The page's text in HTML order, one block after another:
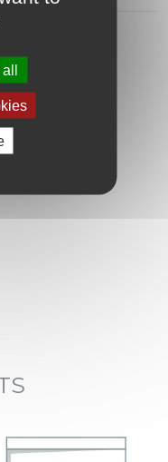
all